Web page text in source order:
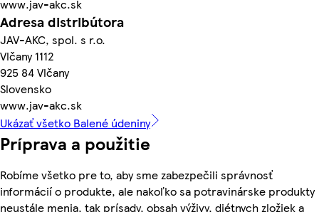
www.jav-akc.sk
Adresa distribútora
JAV-AKC, spol. s r.o.
Vlčany 1112
925 84 Vlčany
Slovensko
www.jav-akc.sk
Ukázať všetko Balené údeniny
Príprava a použitie
Robíme všetko pre to, aby sme zabezpečili správnosť
informácií o produkte, ale nakoľko sa potravinárske produkty
neustále menia, tak prísady, obsah výživy, diétnych zložiek a